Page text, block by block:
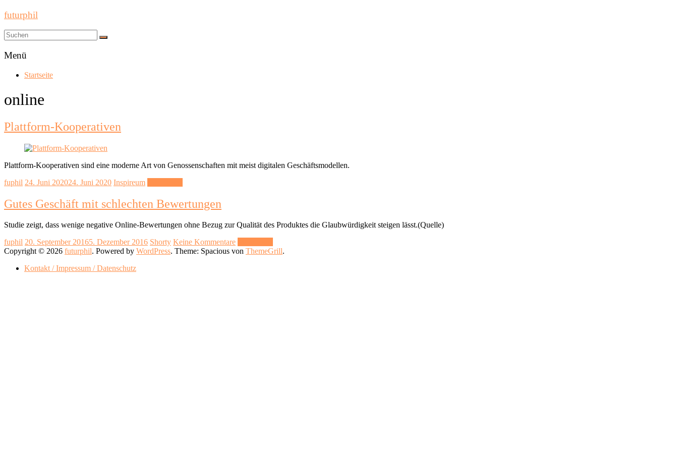
futurphil
Menü
Startseite
online
Plattform-Kooperativen
Plattform-Kooperativen sind eine moderne Art von Genossenschaften mit meist digitalen Geschäftsmodellen.
fuphil 24. Juni 202024. Juni 2020 Inspireum
Gutes Geschäft mit schlechten Bewertungen
Studie zeigt, dass wenige negative Online-Bewertungen ohne Bezug zur Qualität des Produktes die Glaubwürdigkeit steigen lässt.(Quelle)
fuphil 20. September 20165. Dezember 2016 Shorty Keine Kommentare
Copyright © 2026 futurphil. Powered by WordPress. Theme: Spacious von ThemeGrill.
Kontakt / Impressum / Datenschutz